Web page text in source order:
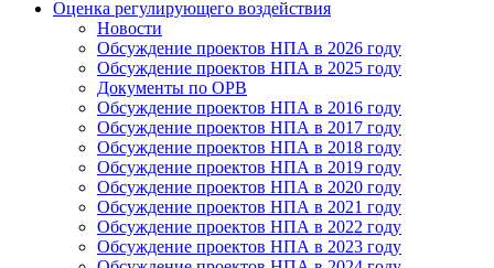
Оценка регулирующего воздействия
Новости
Обсуждение проектов НПА в 2026 году
Обсуждение проектов НПА в 2025 году
Документы по ОРВ
Обсуждение проектов НПА в 2016 году
Обсуждение проектов НПА в 2017 году
Обсуждение проектов НПА в 2018 году
Обсуждение проектов НПА в 2019 году
Обсуждение проектов НПА в 2020 году
Обсуждение проектов НПА в 2021 году
Обсуждение проектов НПА в 2022 году
Обсуждение проектов НПА в 2023 году